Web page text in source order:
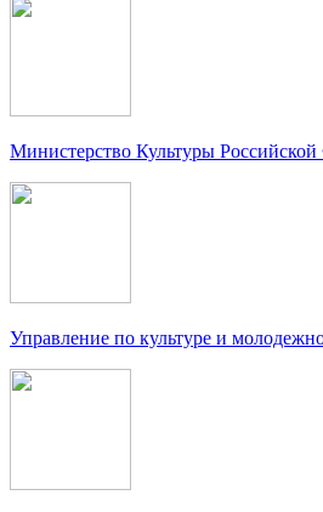
Министерство Культуры
Управление по культуре и